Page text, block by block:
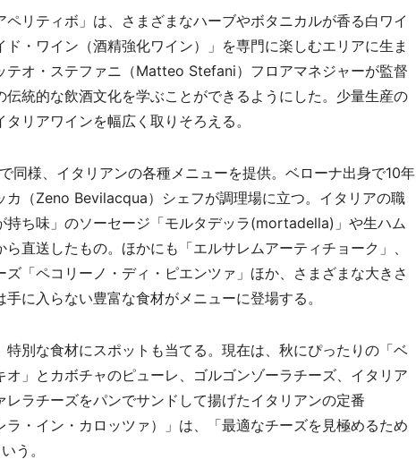
リティボ」は、さまざまなハーブやボタニカルが香る白ワイ
・ワイン（酒精強化ワイン）」を専門に楽しむエリアに生ま
テオ・ステファニ（Matteo Stefani）フロアマネジャーが監督
統的な飲酒文化を学ぶことができるようにした。少量生産の
リアワインを幅広く取りそろえる。
同様、イタリアンの各種メニューを提供。ベローナ出身で10年
カ（Zeno Bevilacqua）シェフが調理場に立つ。イタリアの職
持ち味」のソーセージ「モルタデッラ(mortadella)」や生ハム
直送したもの。ほかにも「エルサレムアーティチョーク」、
「ペコリーノ・ディ・ピエンツァ」ほか、さまざまな大きさ
に入らない豊富な食材がメニューに登場する。
別な食材にスポットも当てる。現在は、秋にぴったりの「ベ
」とカボチャのピューレ、ゴルゴンゾーラチーズ、イタリア
ラチーズをパンでサンドして揚げたイタリアンの定番
・イン・カロッツァ）」は、「最適なチーズを見極めるため
う。